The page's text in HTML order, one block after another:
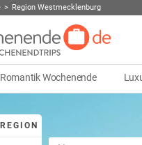
Region Westmecklenburg
Romantik Wochenende